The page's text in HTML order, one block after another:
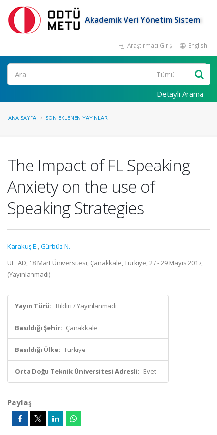
Akademik Veri Yönetim Sistemi
Araştırmacı Girişi English
Ara
Detaylı Arama
ANA SAYFA SON EKLENEN YAYINLAR
The Impact of FL Speaking
Anxiety on the use of
Speaking Strategies
Karakuş E.,Gürbüz N.
ULEAD, 18 Mart Üniversitesi, Çanakkale, Türkiye, 27 - 29 Mayıs 2017,
(Yayınlanmadı)
Yayın Türü: Bildiri / Yayınlanmadı
Basıldığı Şehir: Çanakkale
Basıldığı Ülke: Türkiye
Orta Doğu Teknik Üniversitesi Adresli: Evet
Paylaş